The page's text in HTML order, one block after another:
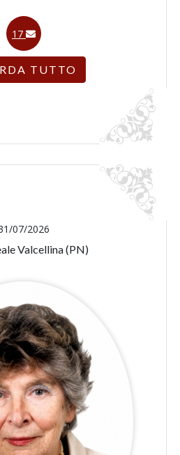
17
TUTTO
07/2026
Valcellina (PN)